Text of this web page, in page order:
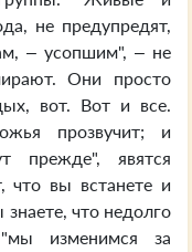
не предупредят,
– усопшим", – не
Они просто
вот. Вот и все.
прозвучит; и
прежде", явятся
что вы встанете и
что недолго
изменимся за